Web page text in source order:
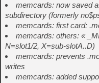
memcards: now saved
subdirectory (formerly
memcards: first card:
memcards: others: «
N=slot1/2, X=sub-slotA..D)
memcards: prevents
writes
memcards: added